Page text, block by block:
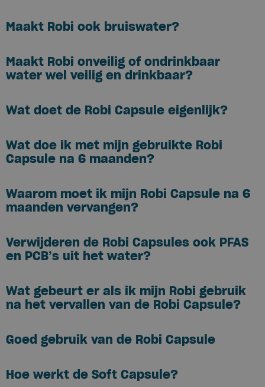
Maakt Robi ook bruiswater?
Maakt Robi onveilig of ondrinkbaar
water wel veilig en drinkbaar?
Wat doet de Robi Capsule eigenlijk?
Wat doe ik met mijn gebruikte Robi
Capsule na 6 maanden?
Waarom moet ik mijn Robi Capsule na 6
maanden vervangen?
Verwijderen de Robi Capsules ook PFAS
en PCB’s uit het water?
Wat gebeurt er als ik mijn Robi gebruik
na het vervallen van de Robi Capsule?
Goed gebruik van de Robi Capsule
Hoe werkt de Soft Capsule?